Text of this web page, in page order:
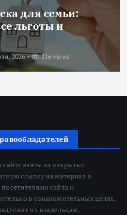
для семьи:
льготы и
2026 216 views
взяты из открытых
ссылку на материал в
сайта и
в ознакомительных целях.
их владельцам.